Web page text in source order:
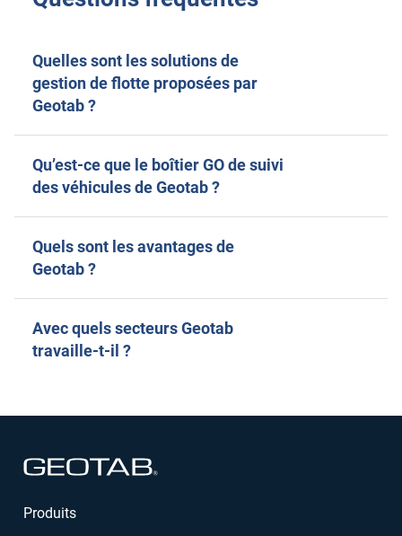
Quelles sont les solutions de
gestion de flotte proposées par
Geotab ?
Qu’est-ce que le boîtier GO de suivi
des véhicules de Geotab ?
Quels sont les avantages de
Geotab ?
Avec quels secteurs Geotab
travaille-t-il ?
Produits